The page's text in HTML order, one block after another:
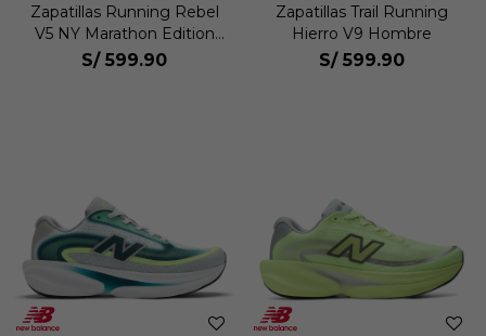
Zapatillas Running Rebel
V5 NY Marathon Edition
Hombre
S/ 599.90
Zapatillas Trail Running
Hierro V9 Hombre
S/ 599.90